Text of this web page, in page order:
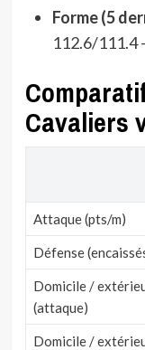
Forme (5
112.6/111.4
Cavaliers
Attaque (pts/m)
Défense
Domicile /
(attaque)
Domicile /